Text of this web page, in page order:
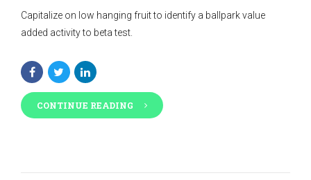
Capitalize on low hanging fruit to identify a ballpark value
added activity to beta test.
CONTINUE READING